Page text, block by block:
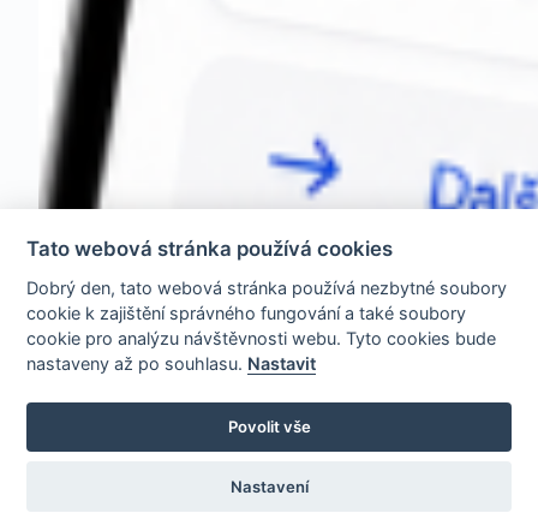
Tato webová stránka používá cookies
Dobrý den, tato webová stránka používá nezbytné soubory
cookie k zajištění správného fungování a také soubory
cookie pro analýzu návštěvnosti webu. Tyto cookies bude
nastaveny až po souhlasu. Nastavit
Povolit vše
Nastavení